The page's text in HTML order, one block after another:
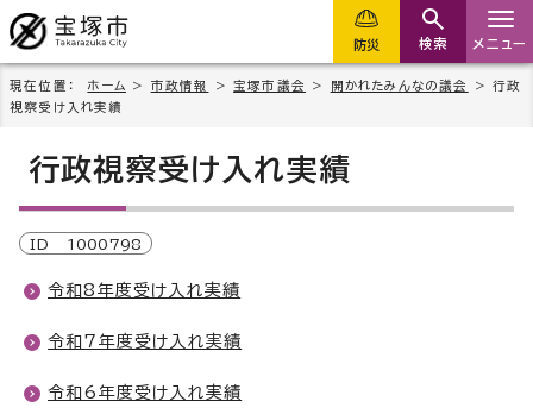
防災 検索 メニュー
現在位置： ホーム > 市政情報 >宝塚市議会 > 開かれたみんなの議会
> 行政
視察受け入れ実績
行政視察受け入れ実績
ID 1000798
令和8年度受け入れ実績
令和7年度受け入れ実績
令和6年度受け入れ実績